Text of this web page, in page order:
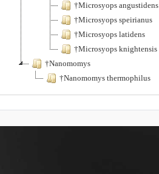
†Microsyops angustidens
†Microsyops speirianus
†Microsyops latidens
†Microsyops knightensis
†Nanomomys
†Nanomomys thermophilus